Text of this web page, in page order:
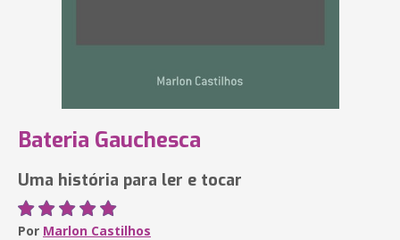
Bateria Gauchesca
Uma história para ler e tocar
Por Marlon Castilhos